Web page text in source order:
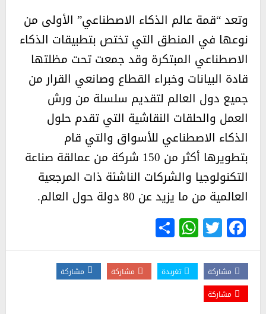
وتعد “قمة عالم الذكاء الاصطناعي” الأولى من
نوعها في المنطق التي تختص بتطبيقات الذكاء
الاصطناعي المبتكرة وقد جمعت تحت مظلتها
قادة البيانات وخبراء القطاع وصانعي القرار من
جميع دول العالم لتقديم سلسلة من ورش
العمل والحلقات النقاشية التي تقدم حلول
الذكاء الاصطناعي للأسواق والتي قام
بتطويرها أكثر من 150 شركة من عمالقة صناعة
التكنولوجيا والشركات الناشئة ذات المرجعية
العالمية من ما يزيد عن 80 دولة حول العالم.
Facebook
Twitter
WhatsApp
Share
مشاركة تغريدة مشاركة
مشاركة
مشاركة